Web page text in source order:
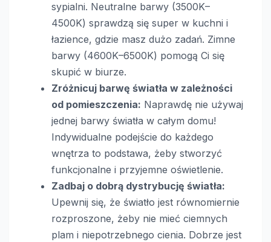
sypialni. Neutralne barwy (3500K–
4500K) sprawdzą się super w kuchni i
łazience, gdzie masz dużo zadań. Zimne
barwy (4600K–6500K) pomogą Ci się
skupić w biurze.
Zróżnicuj barwę światła w zależności
od pomieszczenia: Naprawdę nie używaj
jednej barwy światła w całym domu!
Indywidualne podejście do każdego
wnętrza to podstawa, żeby stworzyć
funkcjonalne i przyjemne oświetlenie.
Zadbaj o dobrą dystrybucję światła:
Upewnij się, że światło jest równomiernie
rozproszone, żeby nie mieć ciemnych
plam i niepotrzebnego cienia. Dobrze jest